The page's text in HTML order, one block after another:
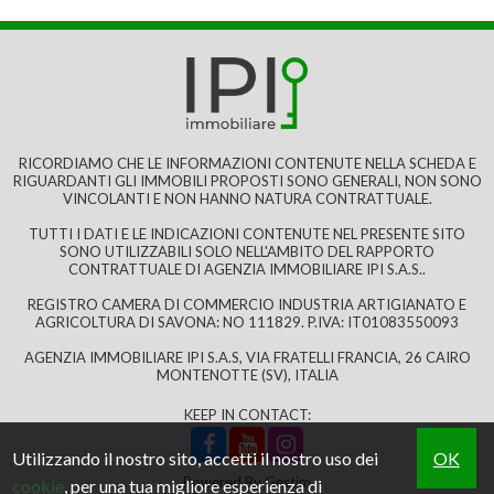
da terra a cielo, libera su due lati.Piccolo piazzalino
davanti a casa in luserna, utile come parcheggio,...
€ 50.000
122 mq 1 Bagni 5 Locali
RICORDIAMO CHE LE INFORMAZIONI CONTENUTE NELLA SCHEDA E
RIGUARDANTI GLI IMMOBILI PROPOSTI SONO GENERALI, NON SONO
VINCOLANTI E NON HANNO NATURA CONTRATTUALE.
TUTTI I DATI E LE INDICAZIONI CONTENUTE NEL PRESENTE SITO
SONO UTILIZZABILI SOLO NELL'AMBITO DEL RAPPORTO
CONTRATTUALE DI AGENZIA IMMOBILIARE IPI S.A.S..
REGISTRO CAMERA DI COMMERCIO INDUSTRIA ARTIGIANATO E
AGRICOLTURA DI SAVONA: NO 111829. P.IVA: IT01083550093
AGENZIA IMMOBILIARE IPI S.A.S, VIA FRATELLI FRANCIA, 26 CAIRO
MONTENOTTE (SV), ITALIA
KEEP IN CONTACT:
Powered ByGestim
Utilizzando il nostro sito, accetti il nostro uso dei
cookie, per una tua migliore esperienza di
OK